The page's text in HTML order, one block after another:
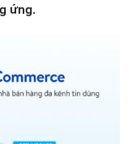
ứng.